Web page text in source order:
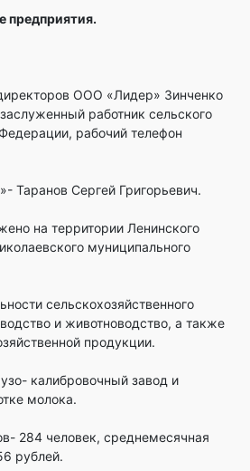
предприятия.
ООО «Лидер» Зинченко
работник сельского
рабочий телефон
Таранов Сергей Григорьевич.
на территории Ленинского
муниципального
сельскохозяйственного
и животноводство, а также
продукции.
калибровочный завод и
молока.
284 человек, среднемесячная
рублей.